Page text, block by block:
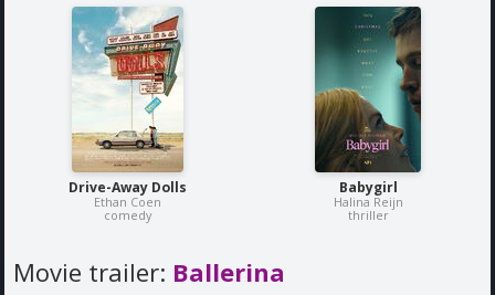
Drive-Away Dolls
Ethan Coen
comedy
Babygirl
Halina Reijn
thriller
Movie trailer: Ballerina